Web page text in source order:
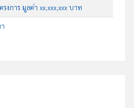
รงการ มูลค่า xx,xxx,xxx บาท